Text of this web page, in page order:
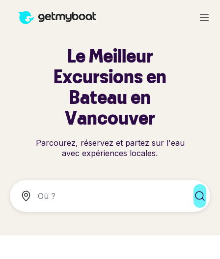
Le Meilleur
Excursions en
Bateau en
Vancouver
Parcourez, réservez et partez sur l'eau
avec expériences locales.